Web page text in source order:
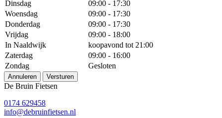
Dinsdag
09:00 - 17:30
Woensdag
09:00 - 17:30
Donderdag
09:00 - 17:30
Vrijdag
09:00 - 18:00
In Naaldwijk
koopavond tot 21:00
Zaterdag
09:00 - 16:00
Zondag
Gesloten
Annuleren Versturen
De Bruin Fietsen
0174 629458
info@debruinfietsen.nl